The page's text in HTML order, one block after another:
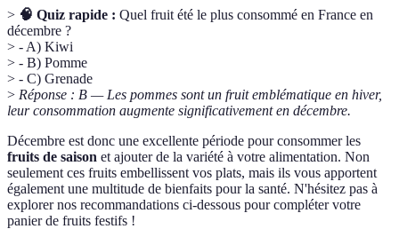
> 🧠 Quiz rapide : Quel fruit été le plus consommé en France en
décembre ?
> - A) Kiwi
> - B) Pomme
> - C) Grenade
> Réponse : B — Les pommes sont un fruit emblématique en hiver,
leur consommation augmente significativement en décembre.
Décembre est donc une excellente période pour consommer les
fruits de saison et ajouter de la variété à votre alimentation. Non
seulement ces fruits embellissent vos plats, mais ils vous apportent
également une multitude de bienfaits pour la santé. N'hésitez pas à
explorer nos recommandations ci-dessous pour compléter votre
panier de fruits festifs !